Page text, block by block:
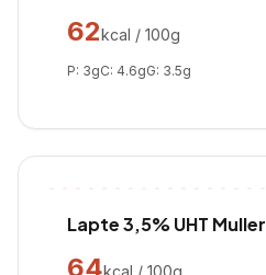
62kcal / 100g
P: 3gC: 4.6gG: 3.5g
Lapte 3,5% UHT Muller
64kcal / 100g